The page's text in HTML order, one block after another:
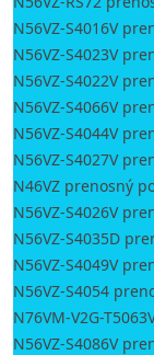
N56VZ-S4016V
N56VZ-S4023V
N56VZ-S4022V
N56VZ-S4066V
N56VZ-S4044V
N56VZ-S4027V
N46VZ prenosný
N56VZ-S4026V
N56VZ-S4035D
N56VZ-S4049V
N56VZ-S4054
N76VM-V2G-
N56VZ-S4086V